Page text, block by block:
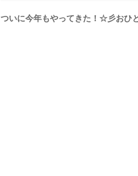
ついに今年もやってきた！☆彡おひ